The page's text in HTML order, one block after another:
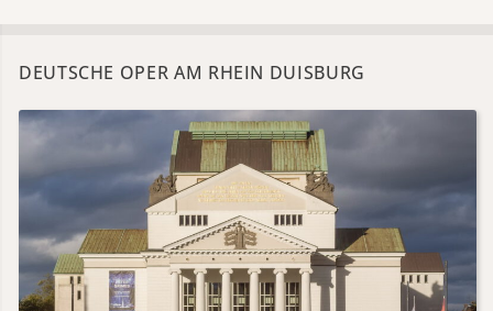
DEUTSCHE OPER AM RHEIN DUISBURG